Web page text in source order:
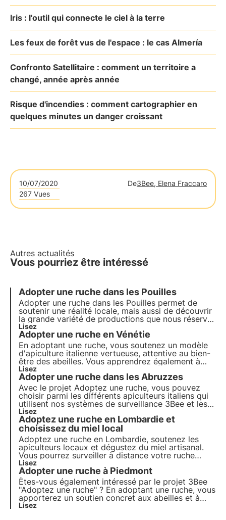
Iris : l'outil qui connecte le ciel à la terre
Les feux de forêt vus de l'espace : le cas Almería
Confronto Satellitaire : comment un territoire a
changé, année après année
Risque d'incendies : comment cartographier en
quelques minutes un danger croissant
10/07/2020 De3Bee, Elena Fraccaro
267 Vues
Autres actualités
Vous pourriez être intéressé
Adopter une ruche dans les Pouilles
Adopter une ruche dans les Pouilles permet de
soutenir une réalité locale, mais aussi de découvrir
la grande variété de productions que nous réserve
notre Belpaese. En Italie, en effet, on produit
environ 50 types de miel différents, certains plus
connus, d'autres plus rares et plus difficiles à
produire.
Lisez
Adopter une ruche en Vénétie
En adoptant une ruche, vous soutenez un modèle
d'apiculture italienne vertueuse, attentive au bien-
être des abeilles. Vous apprendrez également à
connaître les réalités locales italiennes et les
différents types de miel. Aujourd'hui, nous nous
envolons pour une région qui s'enorgueillit de
produire l'un des miels les plus rares et les plus
difficiles à produire !
Lisez
Adopter une ruche dans les Abruzzes
Avec le projet Adoptez une ruche, vous pouvez
choisir parmi les différents apiculteurs italiens qui
utilisent nos systèmes de surveillance 3Bee et les
soutenir dans leurs activités quotidiennes.
Découvrons ensemble les réalités apicoles de la
région des Abruzzes, terre des miels introuvables.
Lisez
Adoptez une ruche en Lombardie et
choisissez du miel local
Adoptez une ruche en Lombardie, soutenez les
apiculteurs locaux et dégustez du miel artisanal.
Vous pourrez surveiller à distance votre ruche
préférée et recevoir chez vous le précieux miel
produit par "vos abeilles".
Lisez
Adopter une ruche à Piedmont
Êtes-vous également intéressé par le projet 3Bee
"Adoptez une ruche" ? En adoptant une ruche, vous
apporterez un soutien concret aux abeilles et à
leurs apiculteurs, contribuant ainsi à une réalité
Lisez